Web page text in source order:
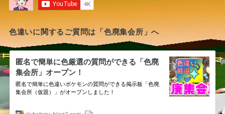
色違いに関するご質問は「色廃集会所」へ